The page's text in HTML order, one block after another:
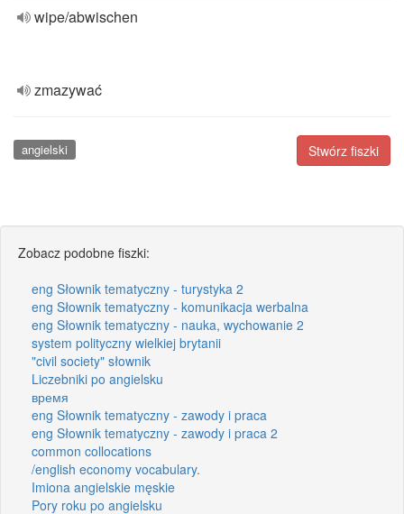
wipe/abwischen
zmazywać
Stwórz fiszki
angielski
Zobacz podobne fiszki:
eng Słownik tematyczny - turystyka 2
eng Słownik tematyczny - komunikacja werbalna
eng Słownik tematyczny - nauka, wychowanie 2
system polityczny wielkiej brytanii
"civil society" słownik
Liczebniki po angielsku
время
eng Słownik tematyczny - zawody i praca
eng Słownik tematyczny - zawody i praca 2
common collocations
/english economy vocabulary.
Imiona angielskie męskie
Pory roku po angielsku